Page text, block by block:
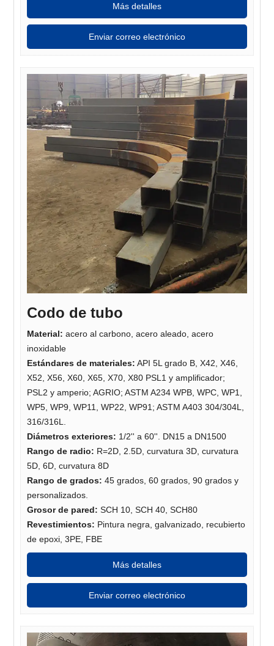
Más detalles
Enviar correo electrónico
Codo de tubo
Material: acero al carbono, acero aleado, acero
inoxidable
Estándares de materiales: API 5L grado B, X42, X46,
X52, X56, X60, X65, X70, X80 PSL1 y amplificador;
PSL2 y amperio; AGRIO; ASTM A234 WPB, WPC, WP1,
WP5, WP9, WP11, WP22, WP91; ASTM A403 304/304L,
316/316L.
Diámetros exteriores: 1/2'' a 60''. DN15 a DN1500
Rango de radio: R=2D, 2.5D, curvatura 3D, curvatura
5D, 6D, curvatura 8D
Rango de grados: 45 grados, 60 grados, 90 grados y
personalizados.
Grosor de pared: SCH 10, SCH 40, SCH80
Revestimientos: Pintura negra, galvanizado, recubierto
de epoxi, 3PE, FBE
Más detalles
Enviar correo electrónico